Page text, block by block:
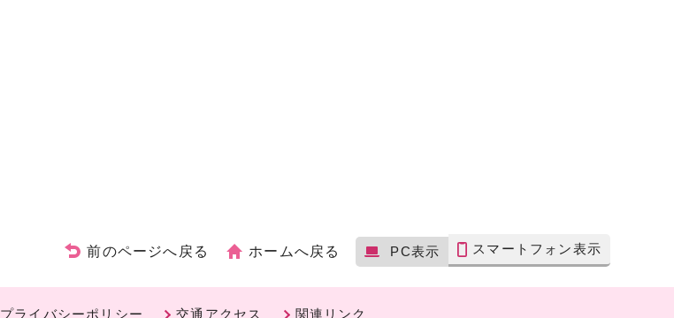
前のページへ戻る ホームへ戻る PC表示 スマートフォン表示
プライバシーポリシー 交通アクセス 関連リンク